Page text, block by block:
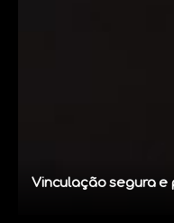
Vinculação segura e